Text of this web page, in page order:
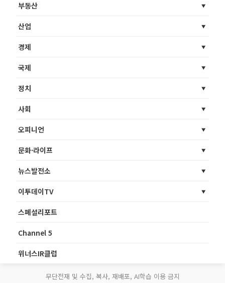
부동산
산업
경제
국제
정치
사회
오피니언
문화·라이프
뉴스발전소
이투데이TV
스페셜리포트
Channel 5
위너스IR클럽
무단전재 및 수집, 복사, 재배포, AI학습 이용 금지